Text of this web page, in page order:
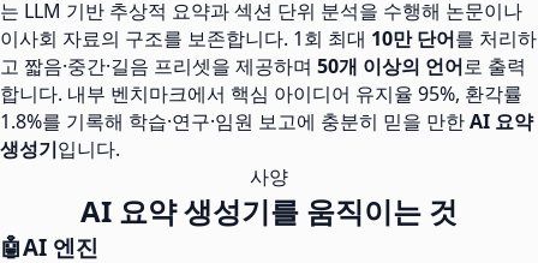
는 LLM 기반 추상적 요약과 섹션 단위 분석을 수행해 논문이나
이사회 자료의 구조를 보존합니다. 1회 최대 10만 단어를 처리하
고 짧음·중간·길음 프리셋을 제공하며 50개 이상의 언어로 출력
합니다. 내부 벤치마크에서 핵심 아이디어 유지율 95%, 환각률
1.8%를 기록해 학습·연구·임원 보고에 충분히 믿을 만한AI 요약
생성기입니다.
사양
AI 요약 생성기를 움직이는 것
🤖AI 엔진